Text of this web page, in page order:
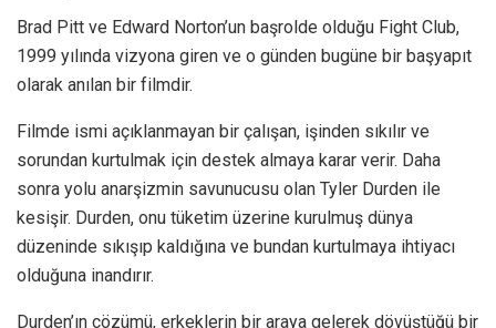
Brad Pitt ve Edward Norton’un başrolde olduğu Fight Club,
1999 yılında vizyona giren ve o günden bugüne bir başyapıt
olarak anılan bir filmdir.
Filmde ismi açıklanmayan bir çalışan, işinden sıkılır ve
sorundan kurtulmak için destek almaya karar verir. Daha
sonra yolu anarşizmin savunucusu olan Tyler Durden ile
kesişir. Durden, onu tüketim üzerine kurulmuş dünya
düzeninde sıkışıp kaldığına ve bundan kurtulmaya ihtiyacı
olduğuna inandırır.
Durden’ın çözümü, erkeklerin bir araya gelerek dövüştüğü bir